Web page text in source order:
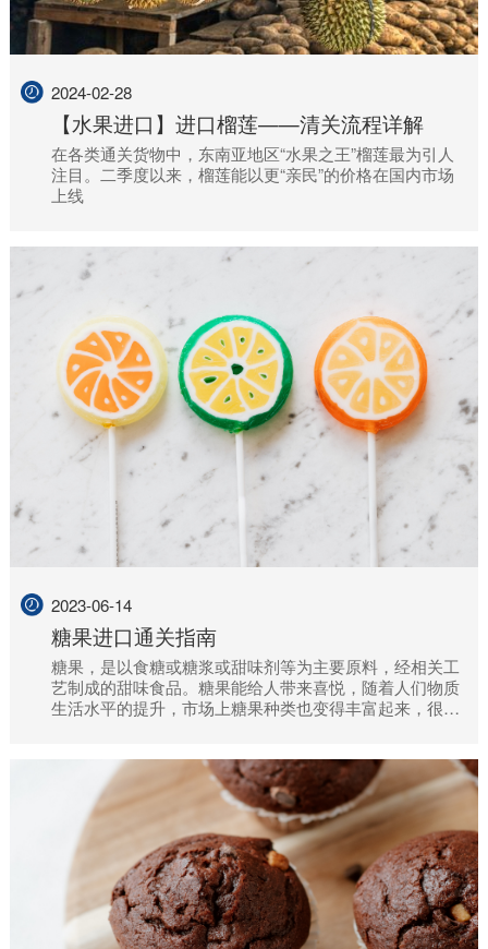
2024-02-28
【水果进口】进口榴莲——清关流程详解
在各类通关货物中，东南亚地区“水果之王”榴莲最为引人
注目。二季度以来，榴莲能以更“亲民”的价格在国内市场
上线
2023-06-14
糖果进口通关指南
糖果，是以食糖或糖浆或甜味剂等为主要原料，经相关工
艺制成的甜味食品。糖果能给人带来喜悦，随着人们物质
生活水平的提升，市场上糖果种类也变得丰富起来，很多